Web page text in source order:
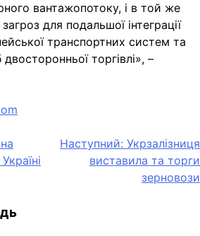
вантажопотоку, і в той же
для подальшої інтеграції
транспортних систем та
торгівлі», –
Наступний: Укрзалізниця
виставила та торги
зерновози